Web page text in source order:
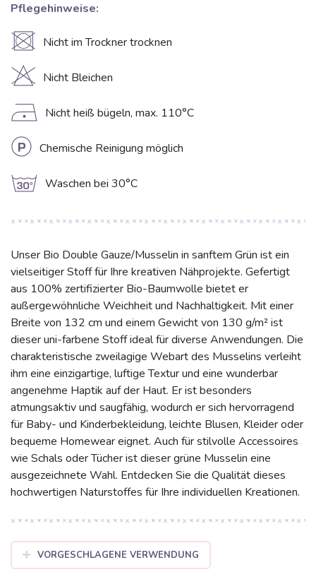
Pflegehinweise:
U Nicht im Trockner trocknen
H Nicht Bleichen
D Nicht heiß bügeln, max. 110°C
L Chemische Reinigung möglich
g Waschen bei 30°C
Unser Bio Double Gauze/Musselin in sanftem Grün ist ein
vielseitiger Stoff für Ihre kreativen Nähprojekte. Gefertigt
aus 100% zertifizierter Bio-Baumwolle bietet er
außergewöhnliche Weichheit und Nachhaltigkeit. Mit einer
Breite von 132 cm und einem Gewicht von 130 g/m² ist
dieser uni-farbene Stoff ideal für diverse Anwendungen. Die
charakteristische zweilagige Webart des Musselins verleiht
ihm eine einzigartige, luftige Textur und eine wunderbar
angenehme Haptik auf der Haut. Er ist besonders
atmungsaktiv und saugfähig, wodurch er sich hervorragend
für Baby- und Kinderbekleidung, leichte Blusen, Kleider oder
bequeme Homewear eignet. Auch für stilvolle Accessoires
wie Schals oder Tücher ist dieser grüne Musselin eine
ausgezeichnete Wahl. Entdecken Sie die Qualität dieses
hochwertigen Naturstoffes für Ihre individuellen Kreationen.
VORGESCHLAGENE VERWENDUNG